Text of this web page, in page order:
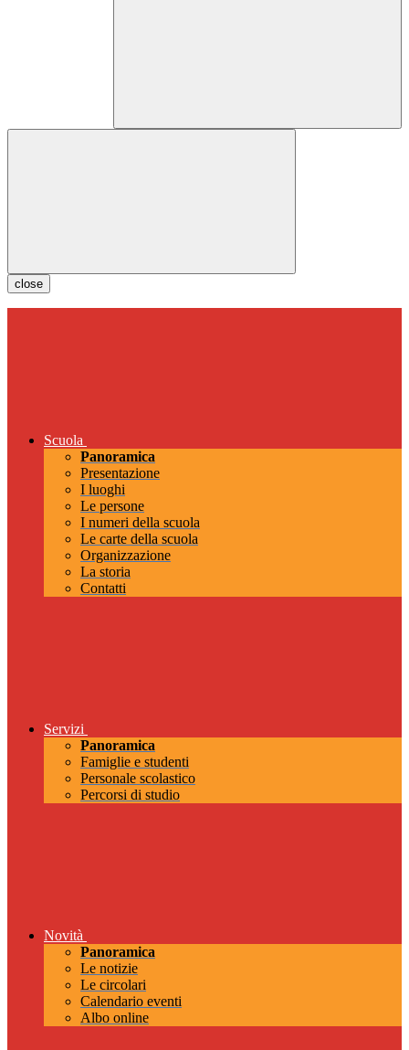
close
Scuola
Panoramica
Presentazione
I luoghi
Le persone
I numeri della scuola
Le carte della scuola
Organizzazione
La storia
Contatti
Servizi
Panoramica
Famiglie e studenti
Personale scolastico
Percorsi di studio
Novità
Panoramica
Le notizie
Le circolari
Calendario eventi
Albo online